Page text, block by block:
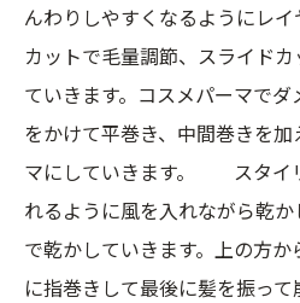
んわりしやすくなるようにレ
カットで毛量調節、スライド
ていきます。コスメパーマで
をかけて平巻き、中間巻きを
マにしていきます。 スタイ
れるように風を入れながら乾
で乾かしていきます。上の方
に指巻きして最後に髪を振って